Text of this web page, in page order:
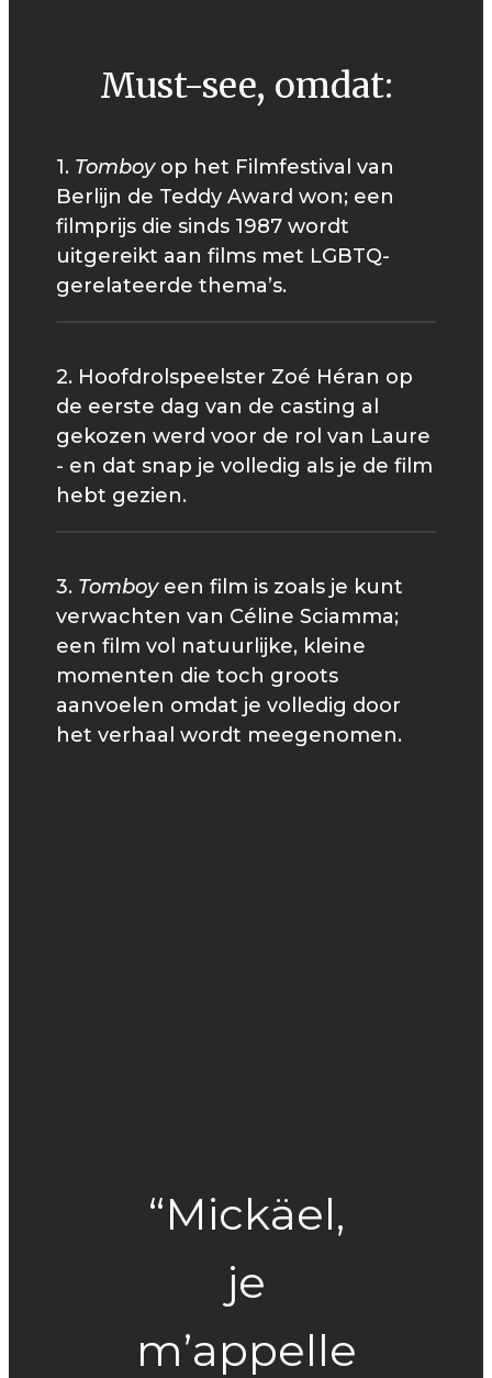
Must-see, omdat:
1. Tomboyop het Filmfestival van
Berlijn de Teddy Award won; een
filmprijs die sinds 1987 wordt
uitgereikt aan films met LGBTQ-
gerelateerde thema’s.
2. Hoofdrolspeelster Zoé Héran op
de eerste dag van de casting al
gekozen werd voor de rol van Laure
- en dat snap je volledig als je de film
hebt gezien.
3. Tomboyeen film is zoals je kunt
verwachten van Céline Sciamma;
een film vol natuurlijke, kleine
momenten die toch groots
aanvoelen omdat je volledig door
het verhaal wordt meegenomen.
“Mickäel,
je
m’appelle